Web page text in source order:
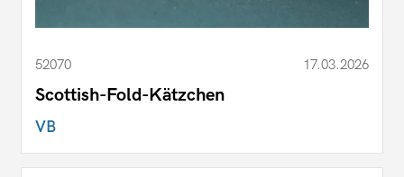
52070 17.03.2026
Scottish-Fold-Kätzchen
VB